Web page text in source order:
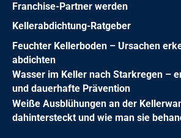
Franchise-Partner werden
Kellerabdichtung-Ratgeber
Feuchter Kellerboden – Ursachen
abdichten
Wasser im Keller nach Starkregen –
und dauerhafte Prävention
Weiße Ausblühungen an der
dahintersteckt und wie man sie